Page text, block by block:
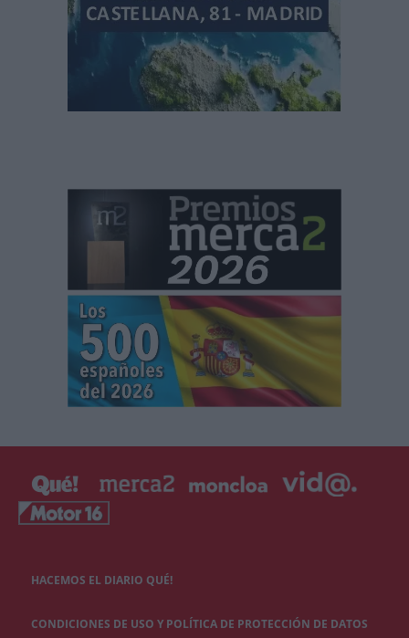
HACEMOS EL DIARIO QUÉ!
CONDICIONES DE USO Y POLÍTICA DE PROTECCIÓN DE DATOS